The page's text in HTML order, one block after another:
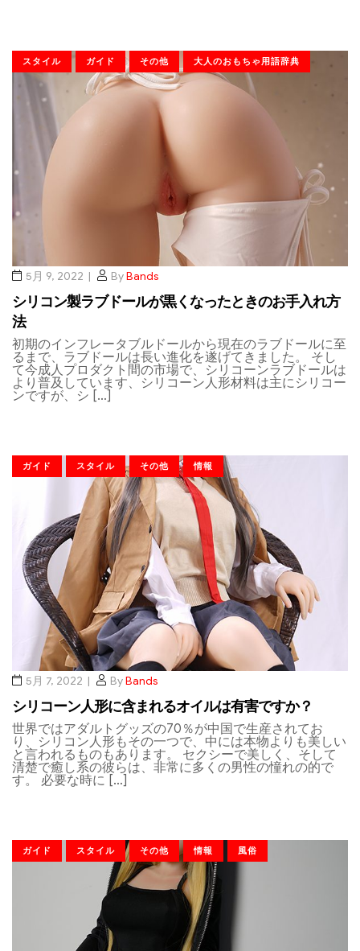
スタイル ガイド その他 大人のおもちゃ用語辞典
5月 9, 2022 ByBands
シリコン製ラブドールが黒くなったときのお手入れ方
法
初期のインフレータブルドールから現在のラブドールに至
るまで、ラブドールは長い進化を遂げてきました。 そし
て今成人プロダクト間の市場で、シリコーンラブドールは
より普及しています、シリコーン人形材料は主にシリコー
ンですが、シ […]
ガイド スタイル その他 情報
5月 7, 2022 ByBands
シリコーン人形に含まれるオイルは有害ですか？
世界ではアダルトグッズの70％が中国で生産されてお
り、シリコン人形もその一つで、中には本物よりも美しい
と言われるものもあります。 セクシーで美しく、そして
清楚で癒し系の彼らは、非常に多くの男性の憧れの的で
す。 必要な時に […]
ガイド スタイル その他 情報 風俗